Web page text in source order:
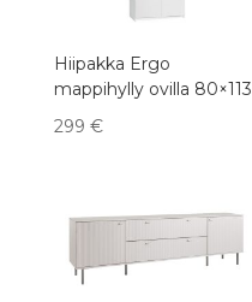
Hiipakka Ergo
mappihylly ovilla 80×113
299 €